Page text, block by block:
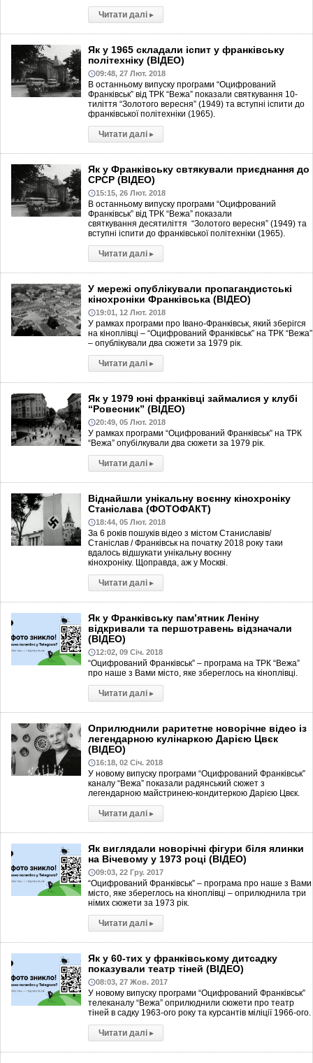
Читати далі ▸
Як у 1965 складали іспит у франківську
політехніку (ВІДЕО)
09:48, 27 Лют. 2018
В останньому випуску програми “Оцифрований
Франківськ” від ТРК “Вежа” показали святкування 10-
тиліття “Золотого вересня” (1949) та вступні іспити до
франківської політехніки (1965).
Читати далі ▸
Як у Франківську свтякували приєднання до
СРСР (ВІДЕО)
15:15, 26 Лют. 2018
В останньому випуску програми “Оцифрований
Франківськ” від ТРК “Вежа” показали
святкування десятиліття “Золотого вересня” (1949) та
вступні іспити до франківської політехніки (1965).
Читати далі ▸
У мережі опублікували пропагандистські
кінохроніки Франківська (ВІДЕО)
19:01, 12 Лют. 2018
У рамках програми про Івано-Франківськ, який зберігся
на кіноплівці – “Оцифрований Франківськ” на ТРК “Вежа”
– опублікували два сюжети за 1979 рік.
Читати далі ▸
Як у 1979 юні франківці займалися у клубі
“Ровесник” (ВІДЕО)
20:49, 05 Лют. 2018
У рамках програми “Оцифрований Франківськ” на ТРК
“Вежа” опубілкували два сюжети за 1979 рік.
Читати далі ▸
Віднайшли унікальну воєнну кінохроніку
Станіслава (ФОТОФАКТ)
18:44, 05 Лют. 2018
За 6 років пошуків відео з містом Станиславів/
Станіслав / Франківськ на початку 2018 року таки
вдалось відшукати унікальну воєнну
кінохроніку. Щоправда, аж у Москві.
Читати далі ▸
Як у Франківську пам’ятник Леніну
відкривали та першотравень відзначали
(ВІДЕО)
12:02, 09 Січ. 2018
“Оцифрований Франківськ” – програма на ТРК “Вежа”
про наше з Вами місто, яке збереглось на кіноплівці.
Читати далі ▸
Оприлюднили раритетне новорічне відео із
легендарною кулінаркою Дарією Цвєк
(ВІДЕО)
16:18, 02 Січ. 2018
У новому випуску програми “Оцифрований Франківськ”
каналу “Вежа” показали радянський сюжет з
легендарною майстринею-кондитеркою Дарією Цвєк.
Читати далі ▸
Як виглядали новорічні фігури біля ялинки
на Вічевому у 1973 році (ВІДЕО)
09:03, 22 Гру. 2017
“Оцифрований Франківськ” – програма про наше з Вами
місто, яке збереглось на кіноплівці – оприлюднила три
німих сюжети за 1973 рік.
Читати далі ▸
Як у 60-тих у франківському дитсадку
показували театр тіней (ВІДЕО)
08:03, 27 Жов. 2017
У новому випуску програми “Оцифрований Франківськ”
телеканалу “Вежа” оприлюднили сюжети про театр
тіней в садку 1963-ого року та курсантів міліції 1966-ого.
Читати далі ▸